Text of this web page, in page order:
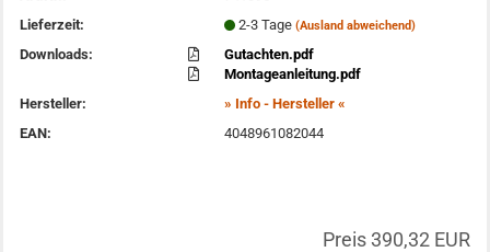
Lieferzeit:
2-3 Tage (Ausland abweichend)
Downloads:
Gutachten.pdf
Montageanleitung.pdf
Hersteller:
» Info - Hersteller «
EAN:
4048961082044
Preis 390,32 EUR